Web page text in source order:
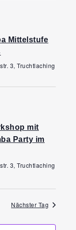
Mittelstufe
3, Truchtlaching
mit
Party im
3, Truchtlaching
Nächster Tag